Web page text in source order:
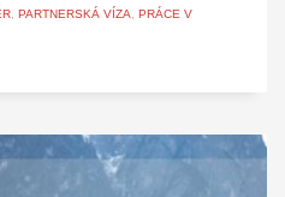
, PARTNERSKÁ VÍZA, PRÁCE V